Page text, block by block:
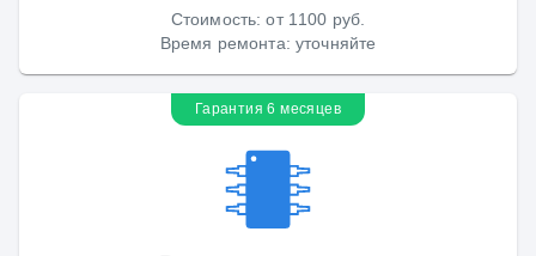
Стоимость:от 1100 руб.
Время ремонта: уточняйте
Гарантия 6 месяцев